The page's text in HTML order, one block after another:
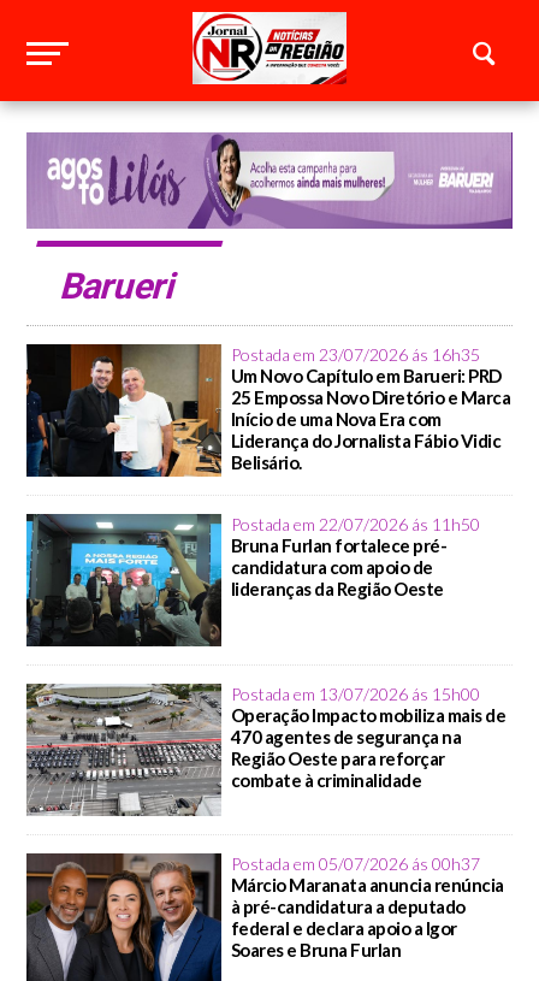
Barueri
Postada em 23/07/2026 ás 16h35
Um Novo Capítulo em Barueri: PRD
25 Empossa Novo Diretório e Marca
Início de uma Nova Era com
Liderança do Jornalista Fábio Vidic
Belisário.
Postada em 22/07/2026 ás 11h50
Bruna Furlan fortalece pré-
candidatura com apoio de
lideranças da Região Oeste
Postada em 13/07/2026 ás 15h00
Operação Impacto mobiliza mais de
470 agentes de segurança na
Região Oeste para reforçar
combate à criminalidade
Postada em 05/07/2026 ás 00h37
Márcio Maranata anuncia renúncia
à pré-candidatura a deputado
federal e declara apoio a Igor
Soares e Bruna Furlan